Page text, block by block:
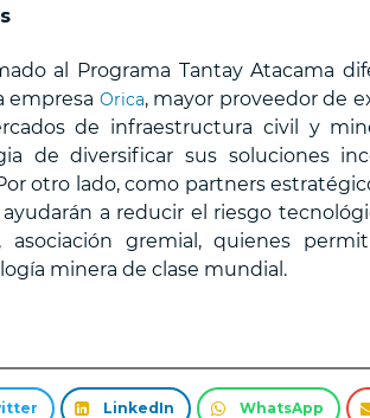
al Programa Tantay Atacama
empresa Orica, mayor proveedor de
de infraestructura civil y
de diversificar sus soluciones
otro lado, como partners
a reducir el riesgo
, asociación gremial, quienes
minera de clase mundial.
LinkedIn WhatsApp